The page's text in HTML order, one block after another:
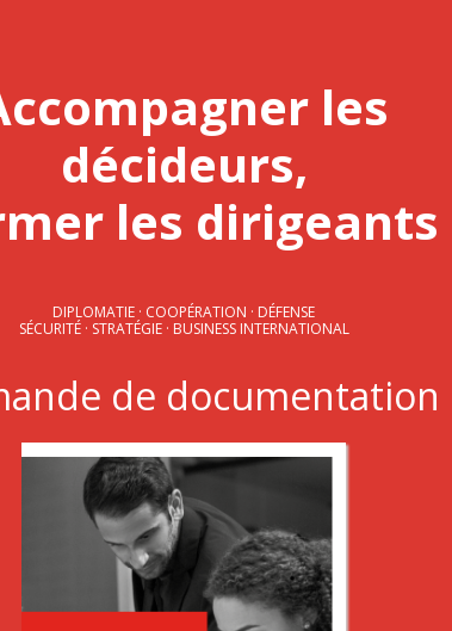
les
décideurs,
les dirigeants
DIPLOMATIE · COOPÉRATION · DÉFENSE
SÉCURITÉ · STRATÉGIE · BUSINESS INTERNATIONAL
de documentation